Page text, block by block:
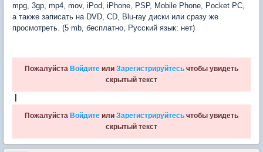
mpg, 3gp, mp4, mov, iPod, iPhone, PSP, Mobile Phone, Pocket PC,
а также записать на DVD, CD, Blu-ray диски или сразу же
просмотреть. (5 mb, бесплатно, Русский язык: нет)
Пожалуйста Войдите или Зарегистрируйтесь чтобы увидеть
скрытый текст
Пожалуйста Войдите или Зарегистрируйтесь чтобы увидеть
скрытый текст